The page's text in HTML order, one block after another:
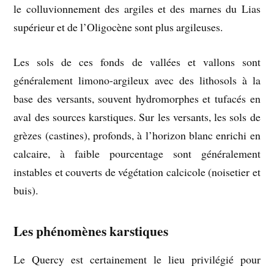
le colluvionnement des argiles et des marnes du Lias
supérieur et de l’Oligocène sont plus argileuses.
Les sols de ces fonds de vallées et vallons sont
généralement limono-argileux avec des lithosols à la
base des versants, souvent hydromorphes et tufacés en
aval des sources karstiques. Sur les versants, les sols de
grèzes (castines), profonds, à l’horizon blanc enrichi en
calcaire, à faible pourcentage sont généralement
instables et couverts de végétation calcicole (noisetier et
buis).
Les phénomènes karstiques
Le Quercy est certainement le lieu privilégié pour